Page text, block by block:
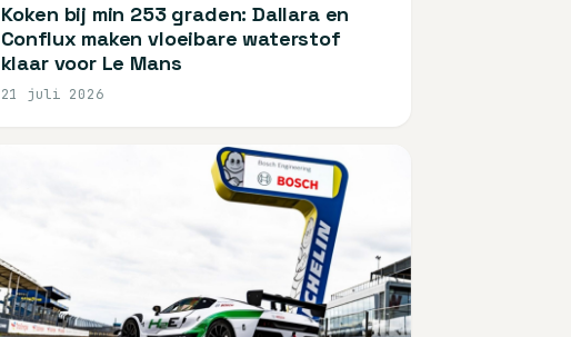
Koken bij min 253 graden: Dallara en
Conflux maken vloeibare waterstof
klaar voor Le Mans
21 juli 2026